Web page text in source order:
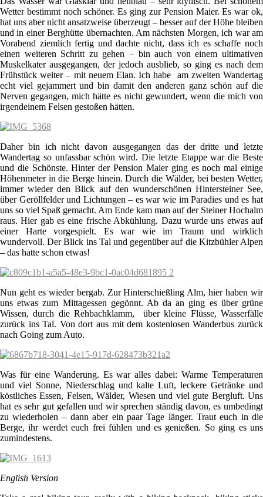
Wetter bestimmt noch schöner. Es ging zur Pension Maier. Es war ok,
hat uns aber nicht ansatzweise überzeugt – besser auf der Höhe bleiben
und in einer Berghütte übernachten. Am nächsten Morgen, ich war am
Vorabend ziemlich fertig und dachte nicht, dass ich es schaffe noch
einen weiteren Schritt zu gehen – bin auch von einem ultimativen
Muskelkater ausgegangen, der jedoch ausblieb, so ging es nach dem
Frühstück weiter – mit neuem Elan. Ich habe am zweiten Wandertag
echt viel gejammert und bin damit den anderen ganz schön auf die
Nerven gegangen, mich hätte es nicht gewundert, wenn die mich von
irgendeinem Felsen gestoßen hätten.
Daher bin ich nicht davon ausgegangen das der dritte und letzte
Wandertag so unfassbar schön wird. Die letzte Etappe war die Beste
und die Schönste. Hinter der Pension Maier ging es noch mal einige
Höhenmeter in die Berge hinein. Durch die Wälder, bei besten Wetter,
immer wieder den Blick auf den wunderschönen Hintersteiner See,
über Geröllfelder und Lichtungen – es war wie im Paradies und es hat
uns so viel Spaß gemacht. Am Ende kam man auf der Steiner Hochalm
raus. Hier gab es eine frische Abkühlung. Dazu wurde uns etwas auf
einer Harte vorgespielt. Es war wie im Traum und wirklich
wundervoll. Der Blick ins Tal und gegenüber auf die Kitzbühler Alpen
– das hatte schon etwas!
Nun geht es wieder bergab. Zur Hinterschießling Alm, hier haben wir
uns etwas zum Mittagessen gegönnt. Ab da an ging es über grüne
Wissen, durch die Rehbachklamm, über kleine Flüsse, Wasserfälle
zurück ins Tal. Von dort aus mit dem kostenlosen Wanderbus zurück
nach Going zum Auto.
Was für eine Wanderung. Es war alles dabei: Warme Temperaturen
und viel Sonne, Niederschlag und kalte Luft, leckere Getränke und
köstliches Essen, Felsen, Wälder, Wiesen und viel gute Bergluft. Uns
hat es sehr gut gefallen und wir sprechen ständig davon, es umbedingt
zu wiederholen – dann aber ein paar Tage länger. Traut euch in die
Berge, ihr werdet euch frei fühlen und es genießen. So ging es uns
zumindestens.
English Version